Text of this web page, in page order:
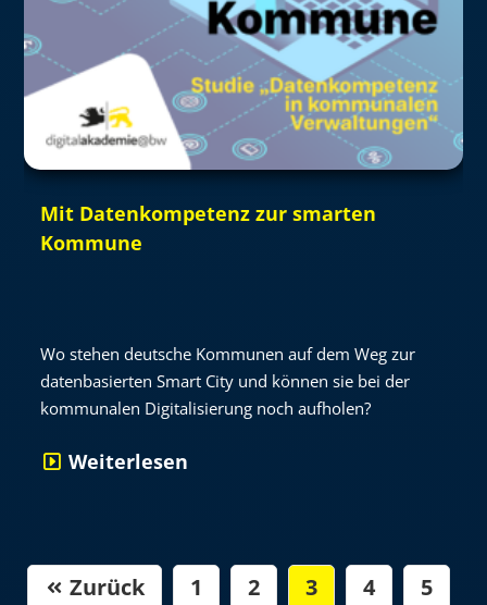
Mit Datenkompetenz zur smarten
Kommune
Wo stehen deutsche Kommunen auf dem Weg zur
datenbasierten Smart City und können sie bei der
kommunalen Digitalisierung noch aufholen?
Weiterlesen
 Zurück 1 2 3 4 5